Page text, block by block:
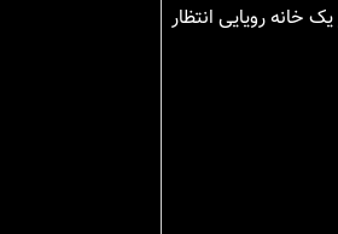
خانه رویایی انتظار